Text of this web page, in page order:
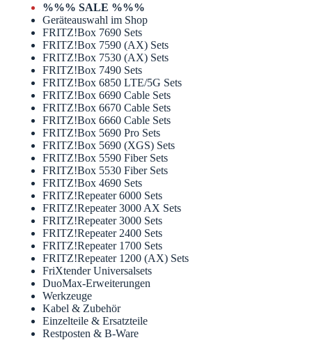
%%% SALE %%%
Geräteauswahl im Shop
FRITZ!Box 7690 Sets
FRITZ!Box 7590 (AX) Sets
FRITZ!Box 7530 (AX) Sets
FRITZ!Box 7490 Sets
FRITZ!Box 6850 LTE/5G Sets
FRITZ!Box 6690 Cable Sets
FRITZ!Box 6670 Cable Sets
FRITZ!Box 6660 Cable Sets
FRITZ!Box 5690 Pro Sets
FRITZ!Box 5690 (XGS) Sets
FRITZ!Box 5590 Fiber Sets
FRITZ!Box 5530 Fiber Sets
FRITZ!Box 4690 Sets
FRITZ!Repeater 6000 Sets
FRITZ!Repeater 3000 AX Sets
FRITZ!Repeater 3000 Sets
FRITZ!Repeater 2400 Sets
FRITZ!Repeater 1700 Sets
FRITZ!Repeater 1200 (AX) Sets
FriXtender Universalsets
DuoMax-Erweiterungen
Werkzeuge
Kabel & Zubehör
Einzelteile & Ersatzteile
Restposten & B-Ware